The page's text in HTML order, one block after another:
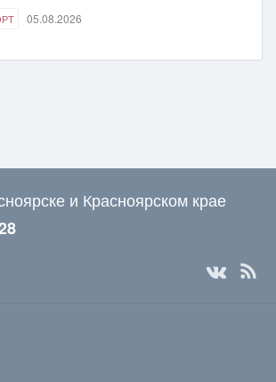
05.08.2026
и Красноярском крае